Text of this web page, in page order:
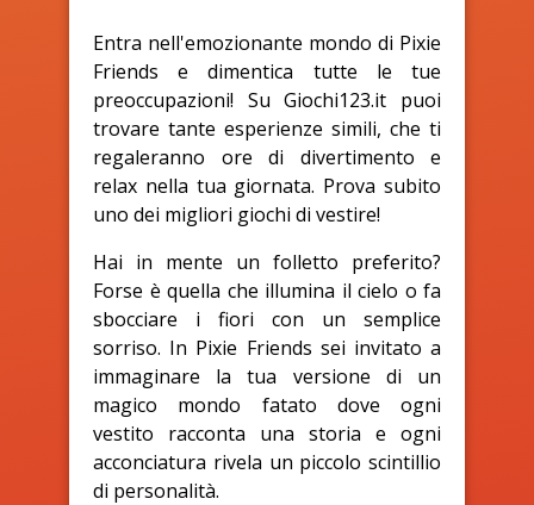
Entra nell'emozionante mondo di Pixie
Friends e dimentica tutte le tue
preoccupazioni! Su Giochi123.it puoi
trovare tante esperienze simili, che ti
regaleranno ore di divertimento e
relax nella tua giornata. Prova subito
uno dei migliori giochi di vestire!
Hai in mente un folletto preferito?
Forse è quella che illumina il cielo o fa
sbocciare i fiori con un semplice
sorriso. In Pixie Friends sei invitato a
immaginare la tua versione di un
magico mondo fatato dove ogni
vestito racconta una storia e ogni
acconciatura rivela un piccolo scintillio
di personalità.